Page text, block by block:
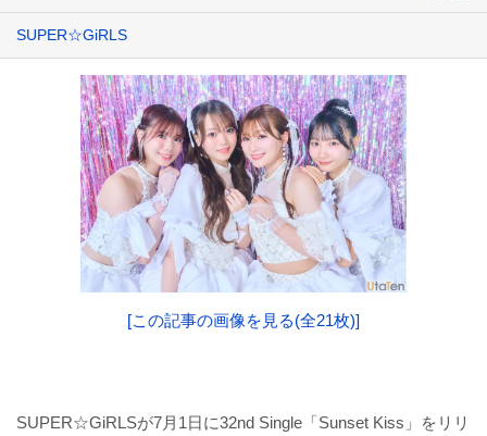
SUPER☆GiRLS
[この記事の画像を見る(全21枚)]
SUPER☆GiRLSが7月1日に32nd Single「Sunset Kiss」をリリ